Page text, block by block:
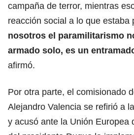
campaña de terror, mientras
reacción social a lo que estaba
nosotros el paramilitarismo
armado solo, es un
afirmó.
Por otra parte, el comisionado
Alejandro Valencia se refirió a
y acusó ante la Unión Europea